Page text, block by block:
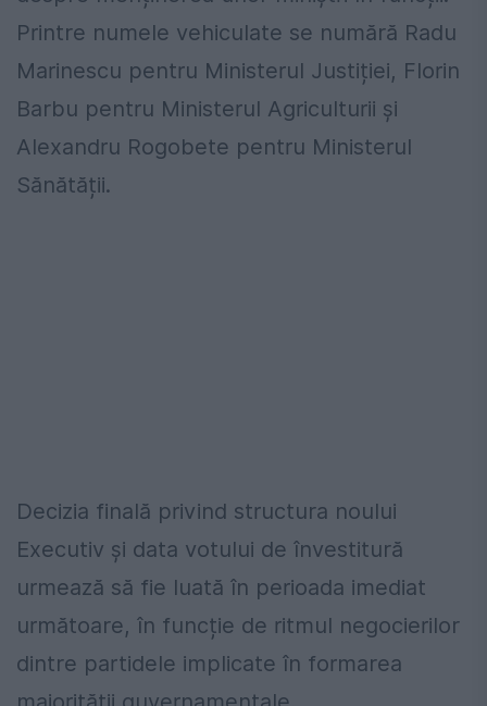
Printre numele vehiculate se numără Radu
Marinescu pentru Ministerul Justiției, Florin
Barbu pentru Ministerul Agriculturii și
Alexandru Rogobete pentru Ministerul
Sănătății.
Decizia finală privind structura noului
Executiv și data votului de învestitură
urmează să fie luată în perioada imediat
următoare, în funcție de ritmul negocierilor
dintre partidele implicate în formarea